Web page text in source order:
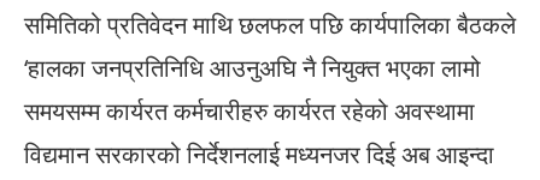
समितिको प्रतिवेदन माथि छलफल पछि कार्यपालिका बैठकले
‘हालका जनप्रतिनिधि आउनुअघि नै नियुक्त भएका लामो
समयसम्म कार्यरत कर्मचारीहरु कार्यरत रहेको अवस्थामा
विद्यमान सरकारको निर्देशनलाई मध्यनजर दिई अब आइन्दा